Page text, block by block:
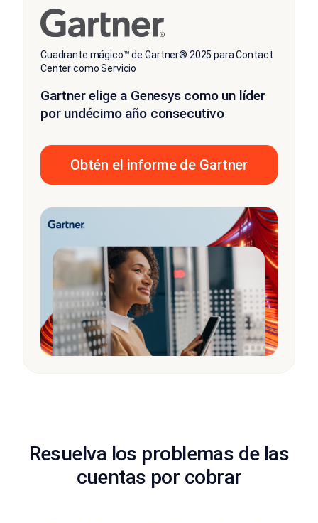
Cuadrante mágico™ de Gartner® 2025 para Contact
Center como Servicio
Gartner elige a Genesys como un líder
por undécimo año consecutivo
Obtén el informe de Gartner
Resuelva los problemas de las
cuentas por cobrar